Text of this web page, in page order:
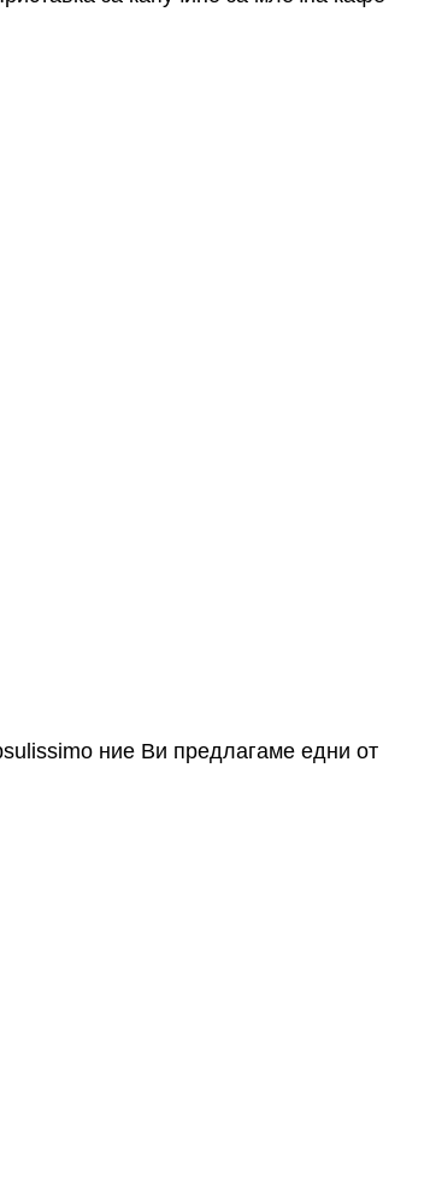
ние Ви предлагаме едни от